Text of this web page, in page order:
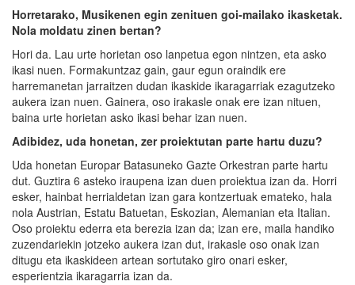
Horretarako, Musikenen egin zenituen goi-mailako ikasketak.
Nola moldatu zinen bertan?
Hori da. Lau urte horietan oso lanpetua egon nintzen, eta asko
ikasi nuen. Formakuntzaz gain, gaur egun oraindik ere
harremanetan jarraitzen dudan ikaskide ikaragarriak ezagutzeko
aukera izan nuen. Gainera, oso irakasle onak ere izan nituen,
baina urte horietan asko ikasi behar izan nuen.
Adibidez, uda honetan, zerproiektutan parte hartu duzu?
Uda honetan Europar Batasuneko Gazte Orkestran parte hartu
dut. Guztira 6 asteko iraupena izan duen proiektua izan da. Horri
esker, hainbat herrialdetan izan gara kontzertuak emateko, hala
nola Austrian, Estatu Batuetan, Eskozian, Alemanian eta Italian.
Oso proiektu ederra eta berezia izan da; izan ere, maila handiko
zuzendariekin jotzeko aukera izan dut, irakasle oso onak izan
ditugu eta ikaskideen artean sortutako giro onari esker,
esperientzia ikaragarria izan da.